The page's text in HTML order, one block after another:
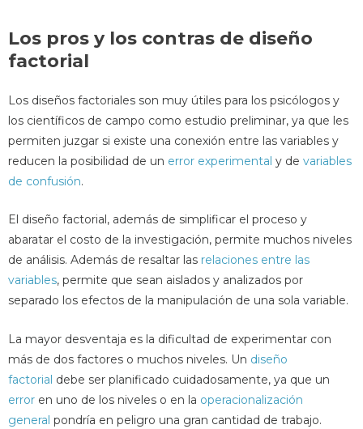
Los pros y los contras de diseño
factorial
Los diseños factoriales son muy útiles para los psicólogos y
los científicos de campo como estudio preliminar, ya que les
permiten juzgar si existe una conexión entre las variables y
reducen la posibilidad de un error experimental y de variables
de confusión.
El diseño factorial, además de simplificar el proceso y
abaratar el costo de la investigación, permite muchos niveles
de análisis. Además de resaltar las relaciones entre las
variables, permite que sean aislados y analizados por
separado los efectos de la manipulación de una sola variable.
La mayor desventaja es la dificultad de experimentar con
más de dos factores o muchos niveles. Un diseño
factorial debe ser planificado cuidadosamente, ya que un
error en uno de los niveles o en la operacionalización
general pondría en peligro una gran cantidad de trabajo.